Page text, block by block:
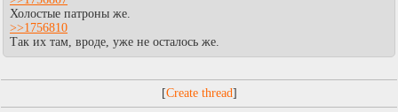
Холостые патроны же.
>>1756810
Так их там, вроде, уже не осталось же.
[ ]